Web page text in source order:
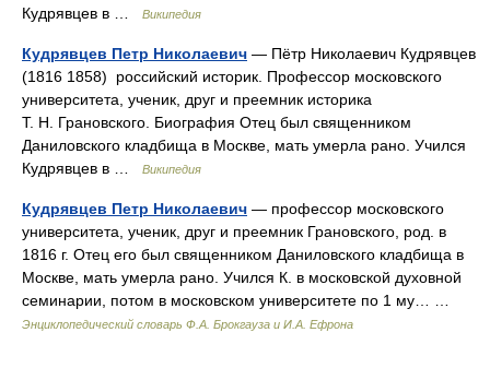
Кудрявцев в …
Википедия
Кудрявцев Петр Николаевич — Пётр Николаевич Кудрявцев
(1816 1858) российский историк. Профессор московского
университета, ученик, друг и преемник историка
Т. Н. Грановского. Биография Отец был священником
Даниловского кладбища в Москве, мать умерла рано. Учился
Кудрявцев в …
Википедия
Кудрявцев Петр Николаевич — профессор московского
университета, ученик, друг и преемник Грановского, род. в
1816 г. Отец его был священником Даниловского кладбища в
Москве, мать умерла рано. Учился К. в московской духовной
семинарии, потом в московском университете по 1 му… …
Энциклопедический словарь Ф.А. Брокгауза и И.А. Ефрона